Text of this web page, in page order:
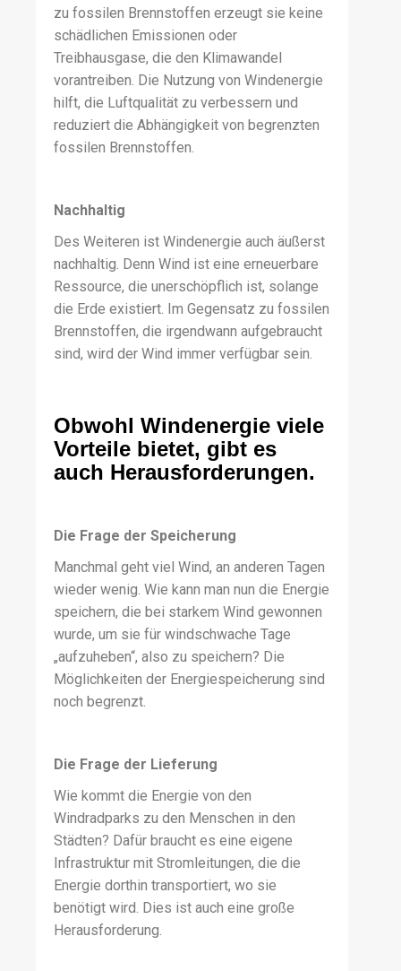
zu fossilen Brennstoffen erzeugt sie keine
schädlichen Emissionen oder
Treibhausgase, die den Klimawandel
vorantreiben. Die Nutzung von Windenergie
hilft, die Luftqualität zu verbessern und
reduziert die Abhängigkeit von begrenzten
fossilen Brennstoffen.
Nachhaltig
Des Weiteren ist Windenergie auch äußerst
nachhaltig. Denn Wind ist eine erneuerbare
Ressource, die unerschöpflich ist, solange
die Erde existiert. Im Gegensatz zu fossilen
Brennstoffen, die irgendwann aufgebraucht
sind, wird der Wind immer verfügbar sein.
Obwohl Windenergie viele
Vorteile bietet, gibt es
auch Herausforderungen.
Die Frage der Speicherung
Manchmal geht viel Wind, an anderen Tagen
wieder wenig. Wie kann man nun die Energie
speichern, die bei starkem Wind gewonnen
wurde, um sie für windschwache Tage
„aufzuheben“, also zu speichern? Die
Möglichkeiten der Energiespeicherung sind
noch begrenzt.
Die Frage der Lieferung
Wie kommt die Energie von den
Windradparks zu den Menschen in den
Städten? Dafür braucht es eine eigene
Infrastruktur mit Stromleitungen, die die
Energie dorthin transportiert, wo sie
benötigt wird. Dies ist auch eine große
Herausforderung.